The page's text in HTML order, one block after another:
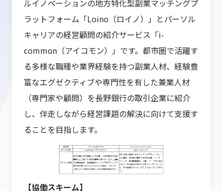
ルイノベーションの地方特化型副業マッチングプ
ラットフォーム「Loino（ロイノ）」とパーソル
キャリアの経営顧問の紹介サービス「i-
common（アイコモン）」です。都市圏で活躍す
る多様な職種や業界経験を持つ副業人材、経験豊
富なエグゼクティブや専門性を有した兼業人材
（専門家や顧問）を長野銀行の取引企業に紹介
し、伴走しながら経営課題の解決に向けて支援す
ることを目指します。
【協働スキーム】